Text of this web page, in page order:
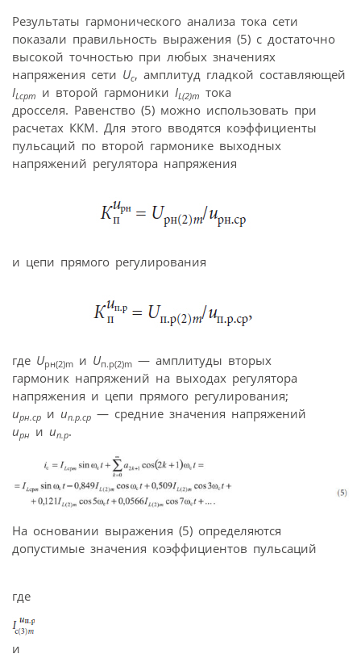
Результаты гармонического анализа тока сети
показали правильность выражения (5) с достаточно
высокой точностью при любых значениях
напряжения сети Uс, амплитуд гладкой составляющей
ILсрm и второй гармоники IL(2)m тока
дросселя. Равенство (5) можно использовать при
расчетах ККМ. Для этого вводятся коэффициенты
пульсаций по второй гармонике выходных
напряжений регулятора напряжения
и цепи прямого регулирования
где Uрн(2)m и Uп.р(2)m — амплитуды вторых
гармоник напряжений на выходах регулятора
напряжения и цепи прямого регулирования;
uрн.ср и uп.р.ср — средние значения напряжений
uрн и uп.р.
На основании выражения (5) определяются
допустимые значения коэффициентов пульсаций
где
и